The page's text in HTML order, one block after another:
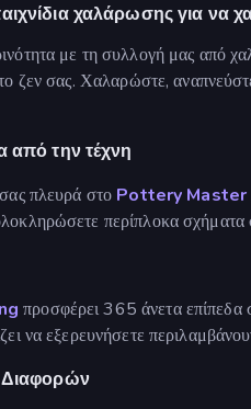
χαλάρωσης για να
με τη συλλογή μας από
ζεν σας. Χαλαρώστε,
από την τέχνη
πλευρά στο Pottery Master
περίπλοκα σχήματα
προσφέρει 365 άνετα επίπεδα
να εξερευνήσετε
Διαφορών